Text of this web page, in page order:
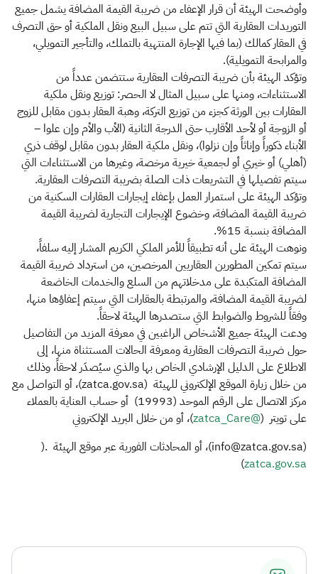
وأوضحت الهيئة أن قرار الإعفاء من ضريبة القيمة المضافة يشمل جميع
التوريدات العقارية التي تتم على سبيل البيع ونقل الملكية أو حق التصرف
في العقار كمالك (بما فيها الإجارة المنتهية بالتملك، والتأجير التمويلي،
والمرابحة التمويلية).
وتؤكد الهيئة بأن ضريبة التصرفات العقارية ستتضمن عدداً من
الاستثناءات، ومنها على سبيل المثال لا الحصر: توزيع ونقل ملكية
العقارات بين الورثة كجزء من توزيع التركة، وهبة العقار بدون مقابل للزوج
أو الزوجة أو لأحد الأقارب حتى الدرجة الثانية (الأب والأم وإن علوا –
الأبناء ذكوراً وإناثاً وإن نزلوا)، ونقل ملكية العقار بدون مقابل لوقف ذري
(أهلي) أو خيري أو لجمعية خيرية مرخصة، وغيرها من الاستثناءات التي
سيتم تفصيلها في التشريعات ذات الصلة بضريبة التصرفات العقارية.
وتؤكد الهيئة على استمرار العمل بإعفاء إيجارات العقارات السكنية من
ضريبة القيمة المضافة، وخضوع الإيجارات التجارية لضريبة القيمة
المضافة بنسبة 15%.
ونوهت الهيئة على أنه تطبيقاً للأمر الملكي الكريم المشار إليه سلفاً،
سيتم تمكين المطورين العقاريين المرخصين، من استرداد ضريبة القيمة
المضافة المتكبدة على مدخلاتهم من السلع والخدمات الخاضعة
لضريبة القيمة المضافة، والمرتبطة بالعقارات التي سيتم إعفاؤها منها،
وفقاً للشروط والضوابط التي ستصدرها الهيئة لاحقاً.
ودعت الهيئة جميع الأشخاص الراغبين في معرفة المزيد من التفاصيل
حول ضريبة التصرفات العقارية ومعرفة الحالات المستثناة منها، إلى
الاطلاع على الدليل الإرشادي الخاص بها والذي سيُصدَر لاحقاً، وذلك
من خلال زيارة الموقع الإلكتروني للهيئة (zatca.gov.sa)، أو التواصل مع
مركز الاتصال على الرقم الموحد (19993) أو حساب العناية بالعملاء
على تويتر (@zatca_Care​
)، أو من خلال البريد الإلكتروني
(info@zatca.gov.sa)، أو المحادثات الفورية عبر موقع الهيئة .(
zatca.gov.sa
) ​